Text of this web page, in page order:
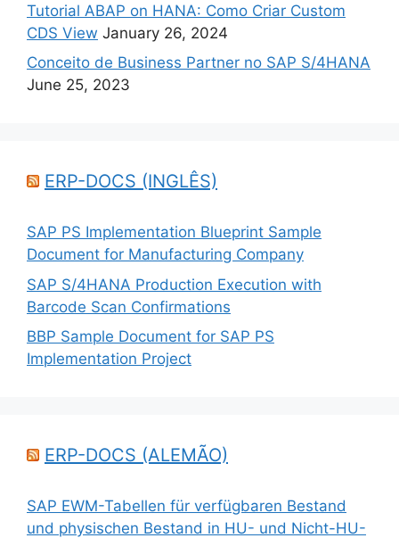
Tutorial ABAP on HANA: Como Criar Custom
CDS View January 26, 2024
Conceito de Business Partner no SAP S/4HANA
June 25, 2023
ERP-DOCS (INGLÊS)
SAP PS Implementation Blueprint Sample
Document for Manufacturing Company
SAP S/4HANA Production Execution with
Barcode Scan Confirmations
BBP Sample Document for SAP PS
Implementation Project
ERP-DOCS (ALEMÃO)
SAP EWM-Tabellen für verfügbaren Bestand
und physischen Bestand in HU- und Nicht-HU-